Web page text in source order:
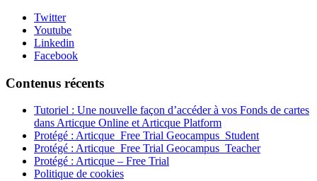
Twitter
Youtube
Linkedin
Facebook
Contenus récents
Tutoriel : Une nouvelle façon d’accéder à vos Fonds de cartes
dans Articque Online et Articque Platform
Protégé : Articque_Free Trial Geocampus_Student
Protégé : Articque_Free Trial Geocampus_Teacher
Protégé : Articque – Free Trial
Politique de cookies